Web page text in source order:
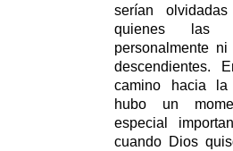
serían
quienes las
personalmente
descendientes.
camino hacia la
hubo un
especial
cuando Dios